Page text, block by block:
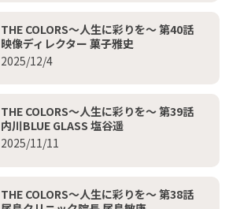
THE COLORS～人生に彩りを～ 第40話
映像ディレクター 菓子雅史
2025/12/4
THE COLORS～人生に彩りを～ 第39話
内川BLUE GLASS 塩谷遥
2025/11/11
THE COLORS～人生に彩りを～ 第38話